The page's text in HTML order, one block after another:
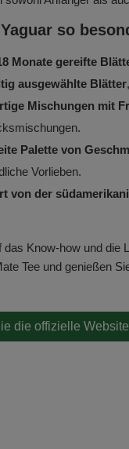
so
Monate gereifte
ausgewählte Blätter
Mischungen mit
Palette von
Vorlieben.
von der
das Know-how und die
Tee und genießen
die offizielle